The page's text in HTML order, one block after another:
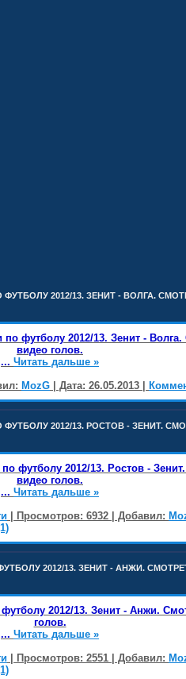
2012/13. ЗЕНИТ - ВОЛГА.
футболу 2012/13. Зенит - Волга.
видео голов.
... Читать дальше »
MozG | Дата: 26.05.2013
2012/13. РОСТОВ - ЗЕНИТ.
футболу 2012/13. Ростов -
видео голов.
... Читать дальше »
| Просмотров: 6932 | Добавил:
2012/13. ЗЕНИТ - АНЖИ.
2012/13. Зенит - Анжи.
голов.
... Читать дальше »
| Просмотров: 2551 | Добавил: